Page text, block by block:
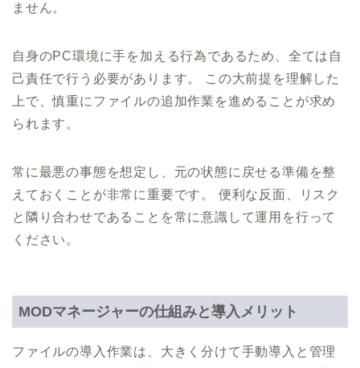
ません。
自身のPC環境に手を加える行為であるため、全ては自
己責任で行う必要があります。 この大前提を理解した
上で、慎重にファイルの追加作業を進めることが求め
られます。
常に最悪の事態を想定し、元の状態に戻せる準備を整
えておくことが非常に重要です。 便利な反面、リスク
と隣り合わせであることを常に意識して運用を行って
ください。
MODマネージャーの仕組みと導入メリット
ファイルの導入作業は、大きく分けて手動導入と管理